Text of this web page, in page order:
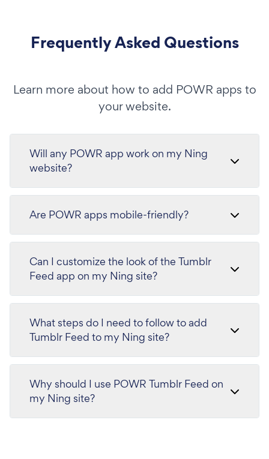
Frequently Asked Questions
Learn more about how to add POWR apps to
your website.
Will any POWR app work on my Ning
website?
Are POWR apps mobile-friendly?
Can I customize the look of the Tumblr
Feed app on my Ning site?
What steps do I need to follow to add
Tumblr Feed to my Ning site?
Why should I use POWR Tumblr Feed on
my Ning site?